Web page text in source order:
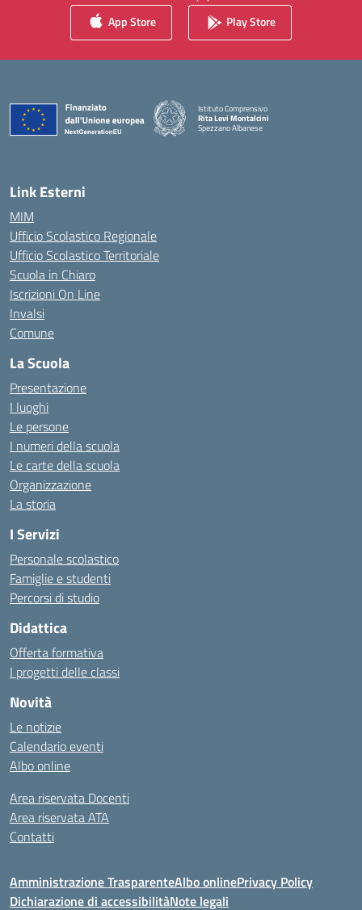
App Store Play Store
Istituto Comprensivo
Rita Levi Montalcini
Spezzano Albanese
— Visita la pagina iniziale della scuola
Link Esterni
MIM
Ufficio Scolastico Regionale
Ufficio Scolastico Territoriale
Scuola in Chiaro
Iscrizioni On Line
Invalsi
Comune
La Scuola
Presentazione
I luoghi
Le persone
I numeri della scuola
Le carte della scuola
Organizzazione
La storia
I Servizi
Personale scolastico
Famiglie e studenti
Percorsi di studio
Didattica
Offerta formativa
I progetti delle classi
Novità
Le notizie
Calendario eventi
Albo online
Area riservata Docenti
Area riservata ATA
Contatti
Amministrazione TrasparenteAlbo onlinePrivacy Policy
Dichiarazione di accessibilitàNote legali